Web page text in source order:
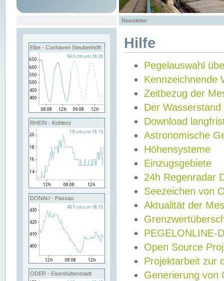
Newsletter
Elbe - Cuxhaven Steubenhöft
RHEIN - Koblenz
DONAU - Passau
ODER - Eisenhüttenstadt
Hilfe
Pegelauswahl
Kennzeichnende
Zeitbezug der
Der Wasserstand
Download
Astronomische
Höhensysteme
Einzugsgebiete
24h Regenradar
Seezeichen von
Aktualität der
PEGELONLINE-
Open Source
Projektarbeit zur
Generierung von